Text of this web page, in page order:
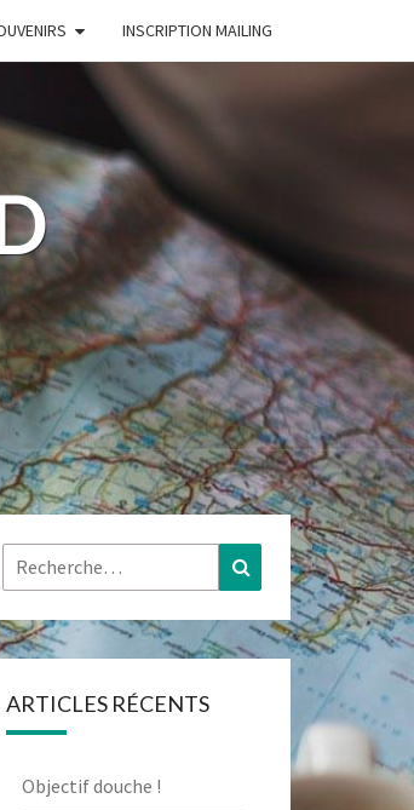
INSCRIPTION MAILING
Rechercher : Recherche
ARTICLES RÉCENTS
Objectif douche !